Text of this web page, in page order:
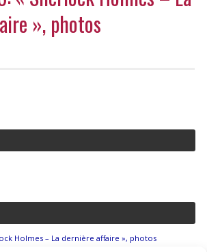
», photos
Holmes – La dernière affaire », photos